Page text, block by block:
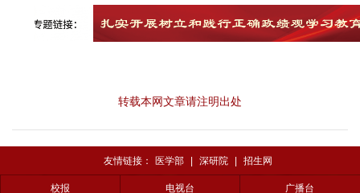
转载本网文章请注明出处
友情链接： 医学部 | 深研院 | 招生网
校报 电视台 广播台